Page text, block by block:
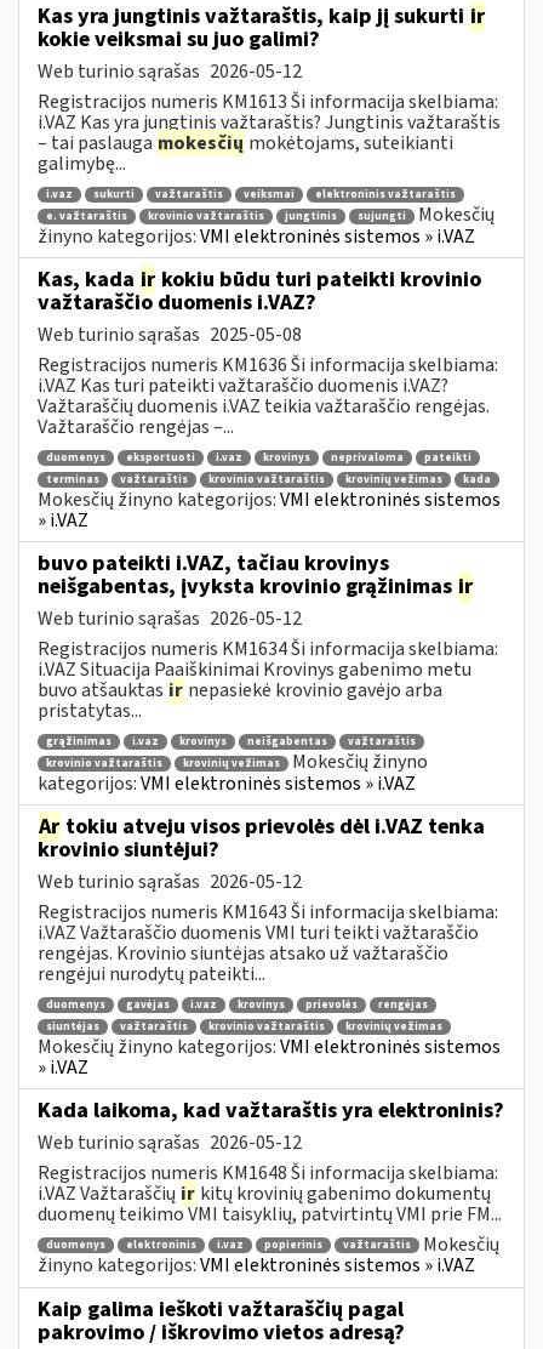
Kas yra jungtinis važtaraštis, kaip jį sukurti ir
kokie veiksmai su juo galimi?
Web turinio sąrašas 2026-05-12
Registracijos numeris KM1613 Ši informacija skelbiama:
i.VAZ Kas yra jungtinis važtaraštis? Jungtinis važtaraštis
– tai paslauga mokesčių mokėtojams, suteikianti
galimybę...
i.vaz sukurti važtaraštis veiksmai
elektroninis važtaraštis
e. važtaraštis
krovinio važtaraštis jungtinis sujungti
Mokesčių
žinyno kategorijos:VMI elektroninės sistemos » i.VAZ
Kas, kada ir kokiu būdu turi pateikti krovinio
važtaraščio duomenis i.VAZ?
Web turinio sąrašas 2025-05-08
Registracijos numeris KM1636 Ši informacija skelbiama:
i.VAZ Kas turi pateikti važtaraščio duomenis i.VAZ?
Važtaraščių duomenis i.VAZ teikia važtaraščio rengėjas.
Važtaraščio rengėjas –...
duomenys eksportuoti i.vaz krovinys neprivaloma
pateikti
terminas
važtaraštis krovinio važtaraštis krovinių vežimas kada
Mokesčių žinyno kategorijos:VMI elektroninės sistemos
» i.VAZ
buvo pateikti i.VAZ, tačiau krovinys
neišgabentas, įvyksta krovinio grąžinimas ir
Web turinio sąrašas 2026-05-12
Registracijos numeris KM1634 Ši informacija skelbiama:
i.VAZ Situacija Paaiškinimai Krovinys gabenimo metu
buvo atšauktas ir nepasiekė krovinio gavėjo arba
pristatytas...
grąžinimas i.vaz krovinys neišgabentas
važtaraštis
krovinio važtaraštis
krovinių vežimas
Mokesčių žinyno
kategorijos:VMI elektroninės sistemos » i.VAZ
Ar tokiu atveju visos prievolės dėl i.VAZ tenka
krovinio siuntėjui?
Web turinio sąrašas 2026-05-12
Registracijos numeris KM1643 Ši informacija skelbiama:
i.VAZ Važtaraščio duomenis VMI turi teikti važtaraščio
rengėjas. Krovinio siuntėjas atsako už važtaraščio
rengėjui nurodytų pateikti...
duomenys gavėjas i.vaz krovinys prievolės
rengėjas
siuntėjas
važtaraštis krovinio važtaraštis krovinių vežimas
Mokesčių žinyno kategorijos:VMI elektroninės sistemos
» i.VAZ
Kada laikoma, kad važtaraštis yra elektroninis?
Web turinio sąrašas 2026-05-12
Registracijos numeris KM1648 Ši informacija skelbiama:
i.VAZ Važtaraščių ir kitų krovinių gabenimo dokumentų
duomenų teikimo VMI taisyklių, patvirtintų VMI prie FM...
duomenys elektroninis i.vaz popierinis važtaraštis
Mokesčių
žinyno kategorijos:VMI elektroninės sistemos » i.VAZ
Kaip galima ieškoti važtaraščių pagal
pakrovimo / iškrovimo vietos adresą?